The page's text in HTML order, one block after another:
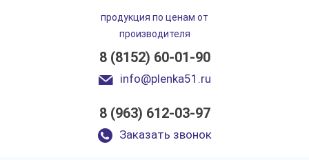
продукция по ценам от
производителя
8 (8152) 60-01-90
info@plenka51.ru
8 (963) 612-03-97
Заказать звонок